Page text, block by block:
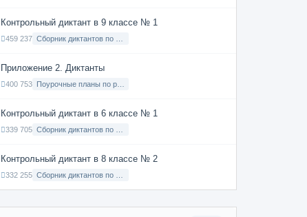
Контрольный диктант в 9 классе № 1
459 237
Приложение 2. Диктанты
400 753
Контрольный диктант в 6 классе № 1
339 705
Контрольный диктант в 8 классе № 2
332 255